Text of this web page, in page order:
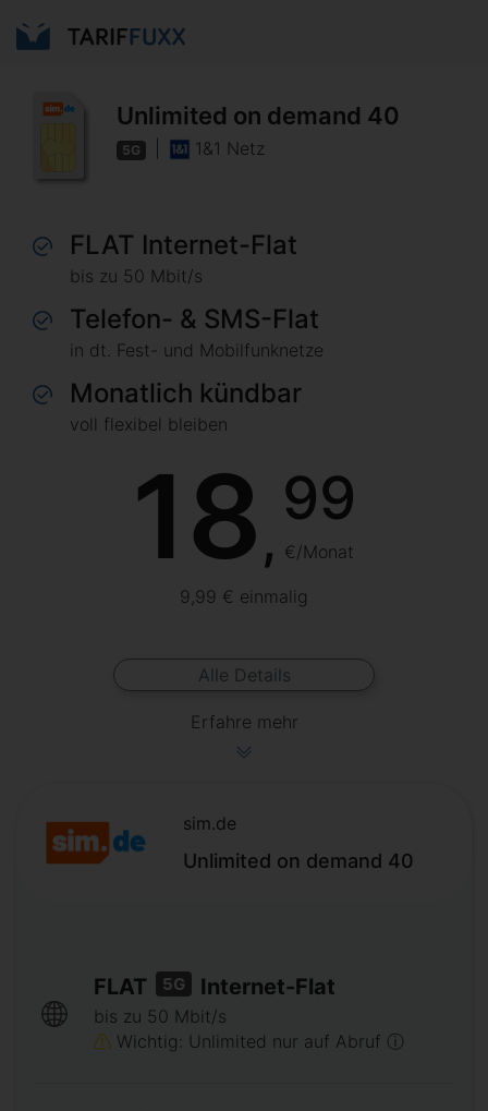
Unlimited on demand 40
5G 1&1 Netz
FLAT Internet-Flat
bis zu 50 Mbit/s
Telefon- & SMS-Flat
in dt. Fest- und Mobilfunknetze
Monatlich kündbar
voll flexibel bleiben
18,
99
€/Monat
9,99 € einmalig
Alle Details
Erfahre mehr
sim.de
Unlimited on demand 40
FLAT 5G Internet-Flat
bis zu 50 Mbit/s
Wichtig: Unlimited nur auf Abruf ⓘ